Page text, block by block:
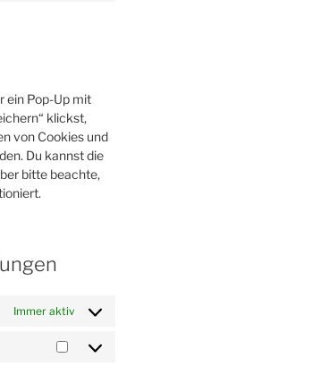
ein Pop-Up mit
klickst,
von Cookies und
Du kannst die
bitte beachte,
Immer aktiv
Marketing